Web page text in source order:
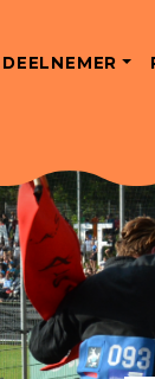
DEELNEMER